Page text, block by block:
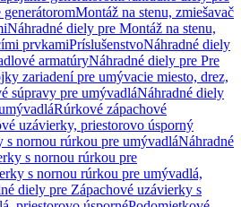
generátoromMontáž na stenu, zmiešavač
Náhradné diely pre Montáž na stenu,
prvkamiPríslušenstvoNáhradné diely
armatúryNáhradné diely pre Pre
zariadení pre umývacie miesto, drez,
súpravy pre umývadláNáhradné diely
Rúrkové zápachové
uzávierky, priestorovo úsporný
s nornou rúrkou pre umývadláNáhradné
s nornou rúrkou pre
s nornou rúrkou pre umývadlá,
diely pre Zápachové uzávierky s